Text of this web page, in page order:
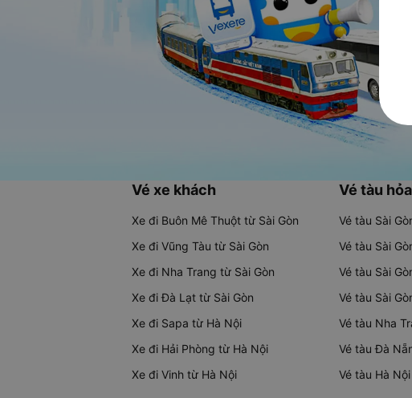
Vé xe khách
Xe đi Buôn Mê Thuột từ Sài Gòn
Xe đi Vũng Tàu từ Sài Gòn
Xe đi Nha Trang từ Sài Gòn
Xe đi Đà Lạt từ Sài Gòn
Xe đi Sapa từ Hà Nội
Xe đi Hải Phòng từ Hà Nội
Xe đi Vinh từ Hà Nội
Vé tàu hỏa
Vé tàu Sài
Vé tàu Sài
Vé tàu Sài
Vé tàu Sài
Vé tàu Nha
Vé tàu Đà
Vé tàu Hà